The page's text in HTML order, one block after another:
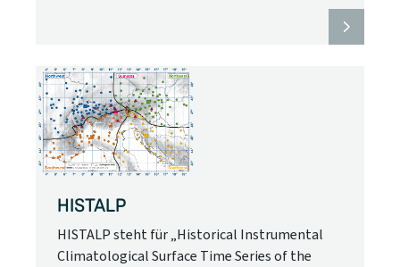
HISTALP
HISTALP steht für „Historical Instrumental
Climatological Surface Time Series of the